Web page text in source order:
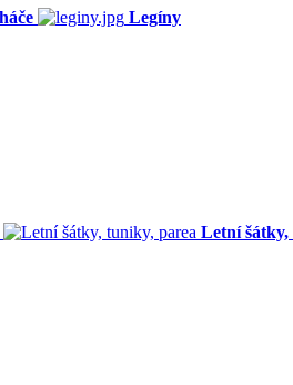
Legíny
Letní